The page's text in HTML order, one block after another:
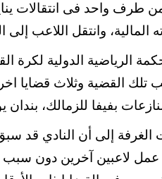
طرف واحد فى انتقالات
المالية، وانتقل اللاعب
الرياضية الدولية لكرة
تلك القضية وثلاث
بفيفا للزمالك، بندان
الغرفة إلى أن النادي قد
عمل لاعبين آخرين دون